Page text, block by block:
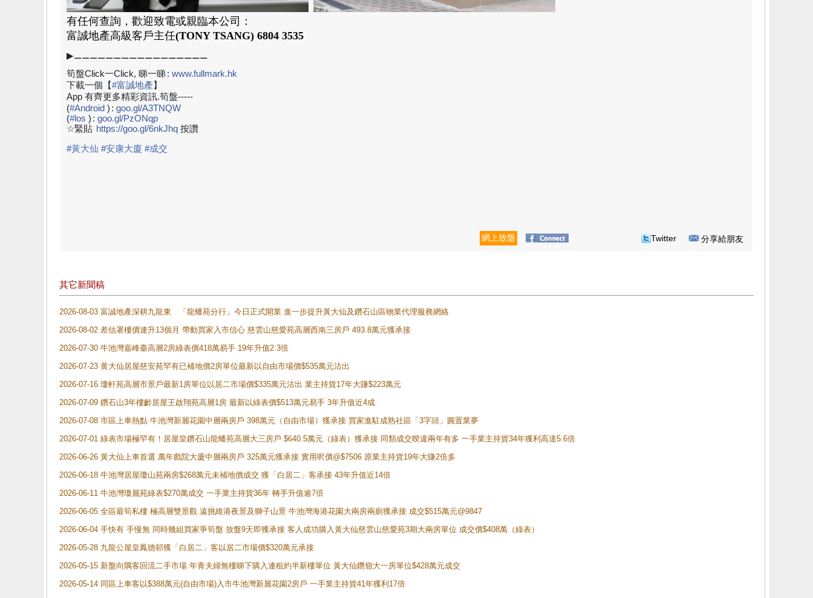
有任何查詢，歡迎致電或親臨本公司：
富誠地產高級客戶主任(TONY TSANG) 6804 3535
▶⚊⚊⚊⚊⚊⚊⚊⚊⚊⚊⚊⚊⚊⚊⚊⚊⚊
筍盤Click一Click, 睇一睇: www.fullmark.hk
下載一個【#富誠地產】
App 有齊更多精彩資訊.筍盤-----
(#Android ) : goo.gl/A3TNQW
(#los ) : goo.gl/PzONqp
☆緊貼 https://goo.gl/6nkJhq 按讚
#黃大仙 #安康大廈 #成交
網上放盤 Twitter 分享給朋友
其它新聞稿
2026-08-03 富誠地產深耕九龍東 「龍蟠苑分行」今日正式開業 進一步提升黃大仙及鑽石山區物業代理服務網絡
2026-08-02 差估署樓價連升13個月 帶動買家入市信心 慈雲山慈愛苑高層西南三房戶 493.8萬元獲承接
2026-07-30 牛池灣嘉峰臺高層2房綠表價418萬易手 19年升值2.3倍
2026-07-23 黄大仙居屋慈安苑罕有已補地價2房單位最新以自由市場價$535萬元沽出
2026-07-16 瓊軒苑高層市景戶最新1房單位以居二市場價$335萬元沽出 業主持貨17年大賺$223萬元
2026-07-09 鑽石山3年樓齡居屋王啟翔苑高層1房 最新以綠表價$513萬元易手 3年升值近4成
2026-07-08 市區上車熱點 牛池灣新麗花園中層兩房戶 398萬元（自由市場）獲承接 買家進駐成熟社區「3字頭」圓置業夢
2026-07-01 綠表市場極罕有！居屋皇鑽石山龍蟠苑高層大三房戶 $640.5萬元（綠表）獲承接 同類成交暌違兩年有多 一手業主持貨34年獲利高達5.6倍
2026-06-26 黃大仙上車首選 萬年戲院大廈中層兩房戶 325萬元獲承接 實用呎價@$7506 原業主持貨19年大賺2倍多
2026-06-18 牛池灣居屋瓊山苑兩房$268萬元未補地價成交 獲「白居二」客承接 43年升值近14倍
2026-06-11 牛池灣瓊麗苑綠表$270萬成交 一手業主持貨36年 轉手升值逾7倍
2026-06-05 全區最筍私樓 極高層雙景觀 遠挑維港夜景及獅子山景 牛池灣海港花園大兩房兩廁獲承接 成交$515萬元@9847
2026-06-04 手快有 手慢無 同時幾組買家爭筍盤 放盤9天即獲承接 客人成功購入黃大仙慈雲山慈愛苑3期大兩房單位 成交價$408萬（綠表）
2026-05-28 九龍公屋皇鳳德邨獲「白居二」客以居二市場價$320萬元承接
2026-05-15 新盤向隅客回流二手市場 年青夫婦無樓睇下購入連租約半新樓單位 黃大仙鑽嶺大一房單位$428萬元成交
2026-05-14 同區上車客以$388萬元(自由市場)入市牛池灣新麗花園2房戶 一手業主持貨41年獲利17倍